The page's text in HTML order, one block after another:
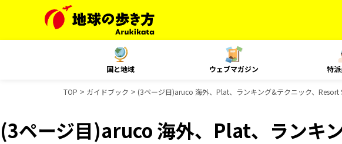
国と地域 ウェブマガジン 特
TOP ガイドブック (3ページ目)aruco 海外、Plat、ランキング&テクニック、
(3ページ目)aruco 海外、Plat、ランキ